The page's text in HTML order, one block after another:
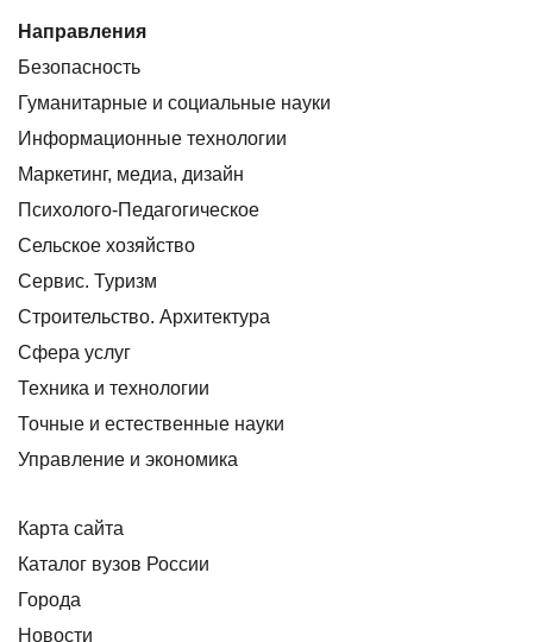
Направления
Безопасность
Гуманитарные и социальные науки
Информационные технологии
Маркетинг, медиа, дизайн
Психолого-Педагогическое
Сельское хозяйство
Сервис. Туризм
Строительство. Архитектура
Сфера услуг
Техника и технологии
Точные и естественные науки
Управление и экономика
Карта сайта
Каталог вузов России
Города
Новости